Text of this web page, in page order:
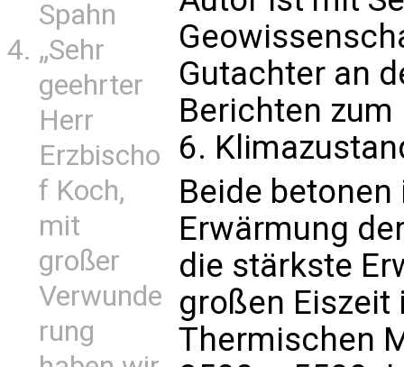
Spahn
„Sehr
geehrter
Herr
Erzbischo
f Koch,
mit
großer
Verwunde
rung
Gutachter an
Berichten zum
6.
Beide
Erwärmung
die stärkste
großen Eiszeit
Thermischen